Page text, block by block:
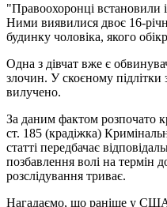
"Правоохоронці встановили
Ними виявилися двоє 16-
будинку чоловіка, якого
Одна з дівчат вже є
злочин. У скоєному підлітки
вилучено.
За даним фактом розпочато
ст. 185 (крадіжка)
статті передбачає
позбавлення волі на термін
розслідування триває.
Нагадаємо, що раніше у